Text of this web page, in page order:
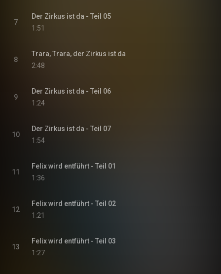
7
Der Zirkus ist da - Teil 05
1:51
8
Trara, Trara, der Zirkus ist da
2:48
9
Der Zirkus ist da - Teil 06
1:24
10
Der Zirkus ist da - Teil 07
1:54
11
Felix wird entführt - Teil 01
1:36
12
Felix wird entführt - Teil 02
1:21
13
Felix wird entführt - Teil 03
1:27